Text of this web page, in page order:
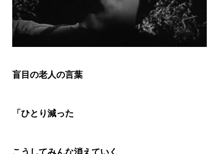
盲目の老人の言葉
「ひとり減った
こうしてみんな消えていく